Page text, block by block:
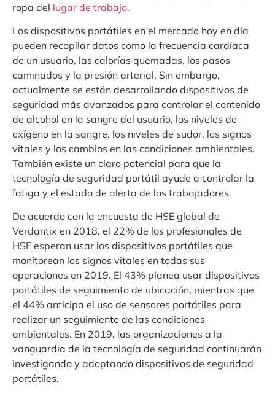
ropa del lugar de trabajo.
Los dispositivos portátiles en el mercado hoy en día
pueden recopilar datos como la frecuencia cardíaca
de un usuario, las calorías quemadas, los pasos
caminados y la presión arterial. Sin embargo,
actualmente se están desarrollando dispositivos de
seguridad más avanzados para controlar el contenido
de alcohol en la sangre del usuario, los niveles de
oxígeno en la sangre, los niveles de sudor, los signos
vitales y los cambios en las condiciones ambientales.
También existe un claro potencial para que la
tecnología de seguridad portátil ayude a controlar la
fatiga y el estado de alerta de los trabajadores.
De acuerdo con la encuesta de HSE global de
Verdantix en 2018, el 22% de los profesionales de
HSE esperan usar los dispositivos portátiles que
monitorean los signos vitales en todas sus
operaciones en 2019. El 43% planea usar dispositivos
portátiles de seguimiento de ubicación, mientras que
el 44% anticipa el uso de sensores portátiles para
realizar un seguimiento de las condiciones
ambientales. En 2019, las organizaciones a la
vanguardia de la tecnología de seguridad continuarán
investigando y adoptando dispositivos de seguridad
portátiles.